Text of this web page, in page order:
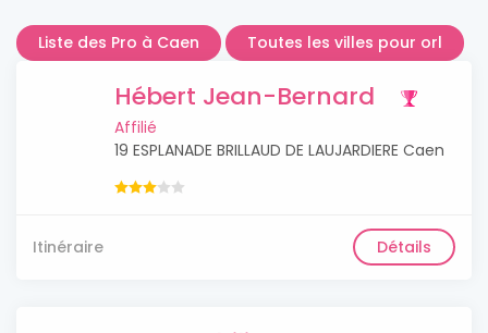
Liste des Pro à Caen Toutes les villes pour orl
Hébert Jean-Bernard
Affilié
19 ESPLANADE BRILLAUD DE LAUJARDIERE Caen
Itinéraire Détails